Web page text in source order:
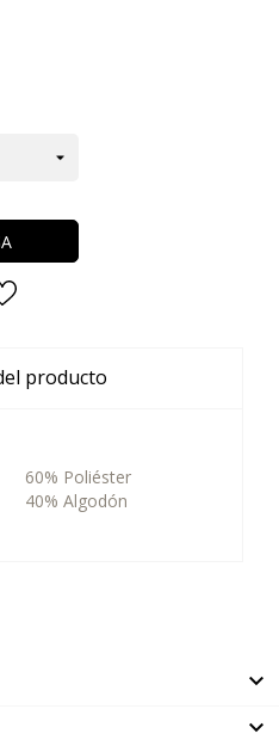
producto
60% Poliéster
40% Algodón

